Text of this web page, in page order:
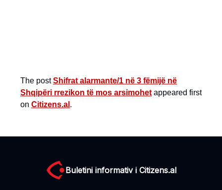
The postShifrat alarmante/1 në 3 fëmijë në
Shqipëri rrezikon të mos arsimohet appeared first
on Citizens.al .
Buletini informativ i Citizens.al